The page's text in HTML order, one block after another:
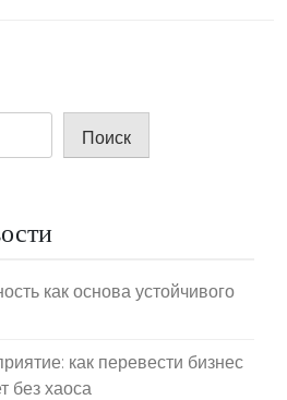
Поиск
как основа устойчивого
как перевести бизнес
без хаоса